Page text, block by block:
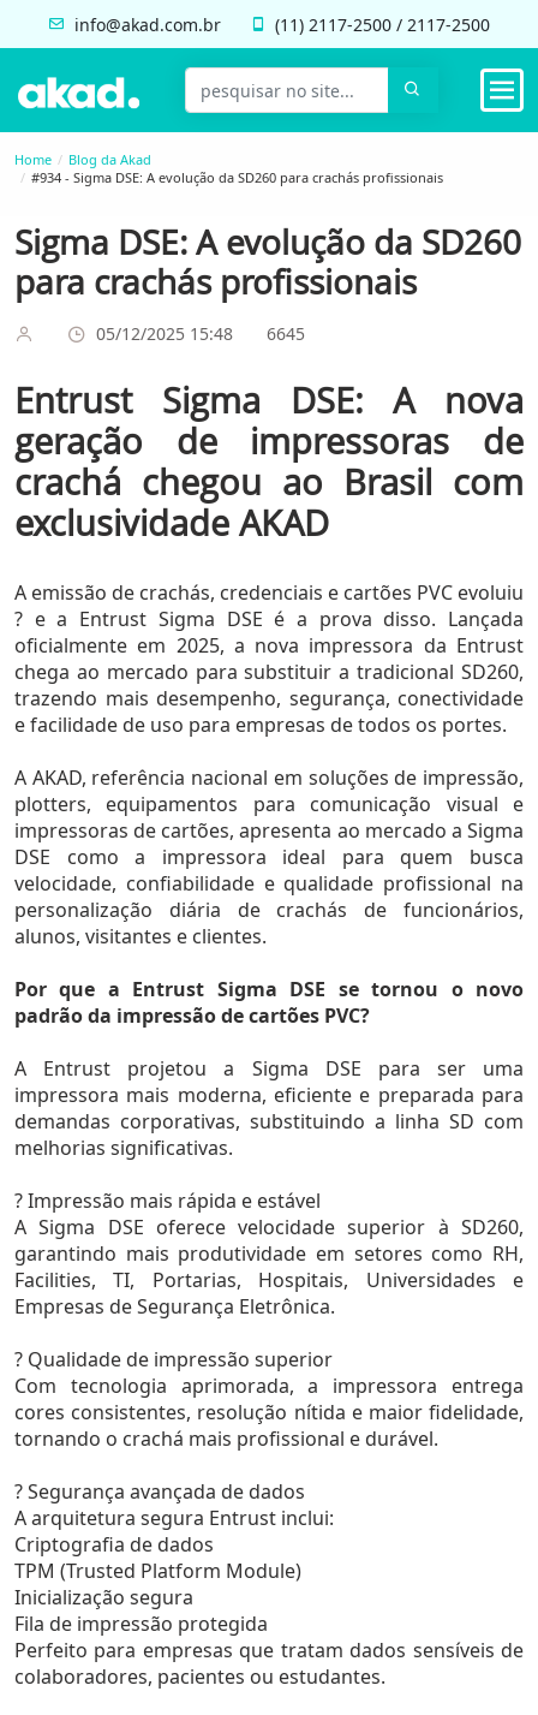
info@akad.com.br (11) 2117-2500 / 2117-2500
Home
Blog da Akad
#934 - Sigma DSE: A evolução da SD260 para crachás profissionais
Sigma DSE: A evolução da SD260
para crachás profissionais
05/12/2025 15:48 6645
Entrust Sigma DSE: A nova
geração de impressoras de
crachá chegou ao Brasil com
exclusividade AKAD
A emissão de crachás, credenciais e cartões PVC evoluiu
? e a Entrust Sigma DSE é a prova disso. Lançada
oficialmente em 2025, a nova impressora da Entrust
chega ao mercado para substituir a tradicional SD260,
trazendo mais desempenho, segurança, conectividade
e facilidade de uso para empresas de todos os portes.
A AKAD, referência nacional em soluções de impressão,
plotters, equipamentos para comunicação visual e
impressoras de cartões, apresenta ao mercado a Sigma
DSE como a impressora ideal para quem busca
velocidade, confiabilidade e qualidade profissional na
personalização diária de crachás de funcionários,
alunos, visitantes e clientes.
Por que a Entrust Sigma DSE se tornou o novo
padrão da impressão de cartões PVC?
A Entrust projetou a Sigma DSE para ser uma
impressora mais moderna, eficiente e preparada para
demandas corporativas, substituindo a linha SD com
melhorias significativas.
? Impressão mais rápida e estável
A Sigma DSE oferece velocidade superior à SD260,
garantindo mais produtividade em setores como RH,
Facilities, TI, Portarias, Hospitais, Universidades e
Empresas de Segurança Eletrônica.
? Qualidade de impressão superior
Com tecnologia aprimorada, a impressora entrega
cores consistentes, resolução nítida e maior fidelidade,
tornando o crachá mais profissional e durável.
? Segurança avançada de dados
A arquitetura segura Entrust inclui:
Criptografia de dados
TPM (Trusted Platform Module)
Inicialização segura
Fila de impressão protegida
Perfeito para empresas que tratam dados sensíveis de
colaboradores, pacientes ou estudantes.